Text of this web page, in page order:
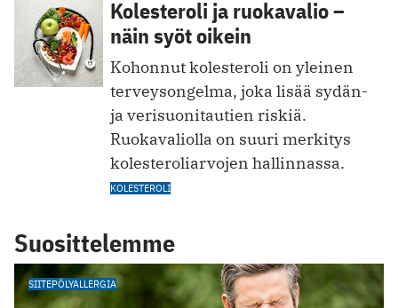
Kolesteroli ja ruokavalio –
näin syöt oikein
Kohonnut kolesteroli on yleinen
terveysongelma, joka lisää sydän-
ja verisuonitautien riskiä.
Ruokavaliolla on suuri merkitys
kolesteroliarvojen hallinnassa.
KOLESTEROLI
Suosittelemme
SIITEPÖLYALLERGIA